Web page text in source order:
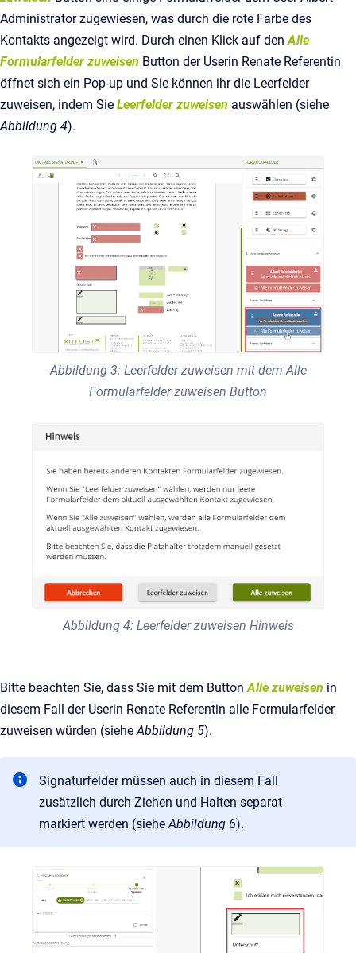
Administrator zugewiesen, was durch die rote Farbe des
Kontakts angezeigt wird. Durch einen Klick auf denAlle
Formularfelder zuweisen Button der Userin Renate Referentin
öffnet sich ein Pop-up und Sie können ihr die Leerfelder
zuweisen, indem Sie Leerfelder zuweisen auswählen (siehe
Abbildung 4).
Abbildung 3: Leerfelder zuweisen mit dem Alle
Formularfelder zuweisen Button
Abbildung 4: Leerfelder zuweisen Hinweis
Bitte beachten Sie, dass Sie mit dem Button Alle zuweisen in
diesem Fall der Userin Renate Referentin alle Formularfelder
zuweisen würden (sieheAbbildung 5).
Signaturfelder müssen auch in diesem Fall
zusätzlich durch Ziehen und Halten separat
markiert werden (sieheAbbildung 6).